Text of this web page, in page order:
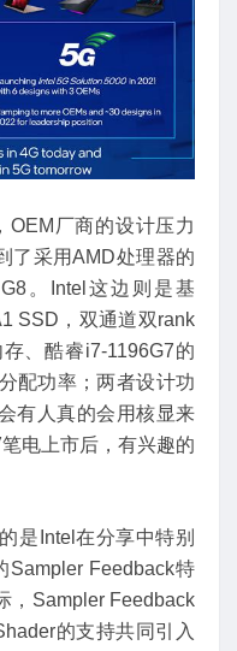
OEM厂商的设计压力
了采用AMD处理器的
。Intel这边则是基
SSD，双通道双rank
、酷睿i7-1196G7的
配功率；两者设计功
有人真的会用核显来
电上市后，有兴趣的
是Intel在分享中特别
Sampler Feedback特
，Sampler Feedback
的支持共同引入